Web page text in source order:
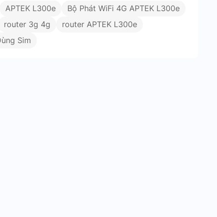
APTEK L300e
Bộ Phát WiFi 4G APTEK L300e
router 3g 4g
router APTEK L300e
Sim